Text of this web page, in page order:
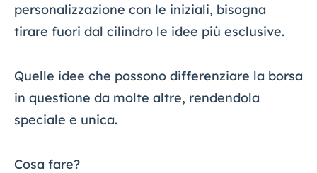
personalizzazione con le iniziali, bisogna
tirare fuori dal cilindro le idee più esclusive.
Quelle idee che possono differenziare la borsa
in questione da molte altre, rendendola
speciale e unica.
Cosa fare?